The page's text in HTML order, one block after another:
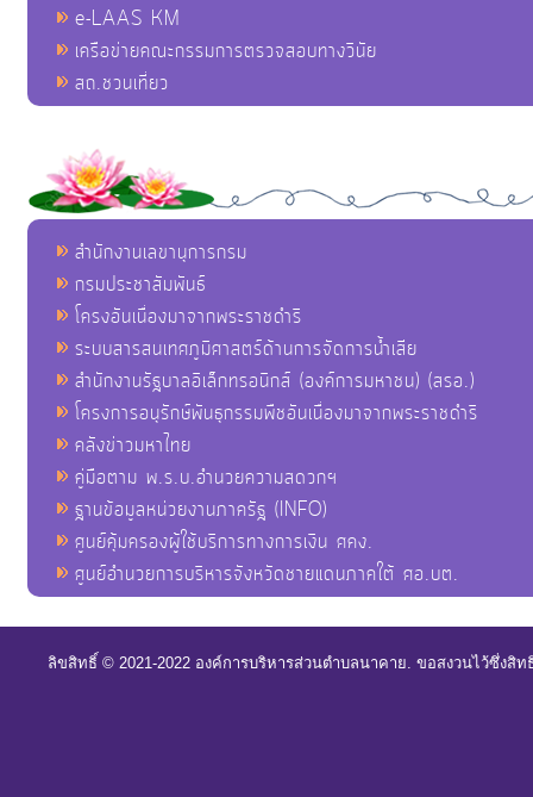
e-LAAS KM
เครือข่ายคณะกรรมการตรวจสอบทางวินัย
สถ.ชวนเที่ยว
สำนักงานเลขานุการกรม
กรมประชาสัมพันธ์
โครงอันเนื่องมาจากพระราชดำริ
ระบบสารสนเทศภูมิศาสตร์ด้านการจัดการน้ำเสีย
สำนักงานรัฐบาลอิเล็กทรอนิกส์ (องค์การมหาชน) (สรอ.)
โครงการอนุรักษ์พันธุกรรมพืชอันเนื่องมาจากพระราชดำริ
คลังข่าวมหาไทย
คู่มือตาม พ.ร.บ.อำนวยความสดวกฯ
ฐานข้อมูลหน่วยงานภาครัฐ (INFO)
ศูนย์คุ้มครองผู้ใช้บริการทางการเงิน ศคง.
ศูนย์อำนวยการบริหารจังหวัดชายแดนภาคใต้ ศอ.บต.
ลิขสิทธิ์ © 2021-2022 องค์การบริหารส่วนตำบลนาคาย. ขอสงวนไว้ซึ่งสิ